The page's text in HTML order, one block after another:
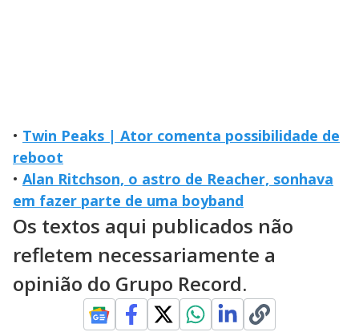
• Twin Peaks | Ator comenta possibilidade de
reboot
• Alan Ritchson, o astro de Reacher, sonhava
em fazer parte de uma boyband
Os textos aqui publicados não
refletem necessariamente a
opinião do Grupo Record.